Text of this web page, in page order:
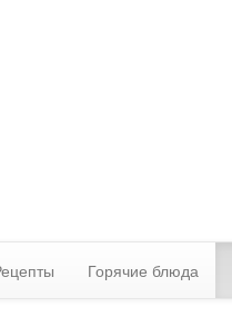
Горячие блюда